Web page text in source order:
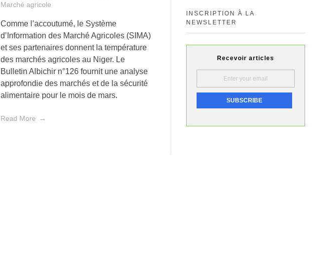
Marché agricole
Comme l’accoutumé, le Système
d’Information des Marché Agricoles (SIMA)
et ses partenaires donnent la température
des marchés agricoles au Niger. Le
Bulletin Albichir n°126 fournit une analyse
approfondie des marchés et de la sécurité
alimentaire pour le mois de mars.
Read More
INSCRIPTION À LA
NEWSLETTER
Recevoir articles